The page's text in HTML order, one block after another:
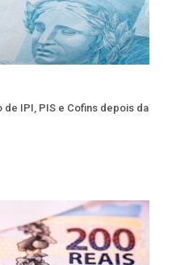
IPI, PIS e Cofins depois da